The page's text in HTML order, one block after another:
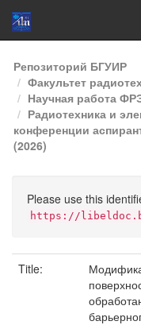
Skip
navigation
Репозиторий БГУИР
Факультет
Научная работа
Радиотехника и
конференции
(2026)
Please use this
https://
Title: